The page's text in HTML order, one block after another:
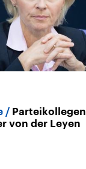
Parteikollegen
von der Leyen